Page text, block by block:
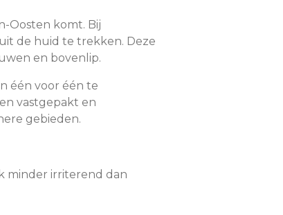
Oosten komt. Bij
de huid te trekken. Deze
en bovenlip.
één voor één te
vastgepakt en
gebieden.
minder irriterend dan